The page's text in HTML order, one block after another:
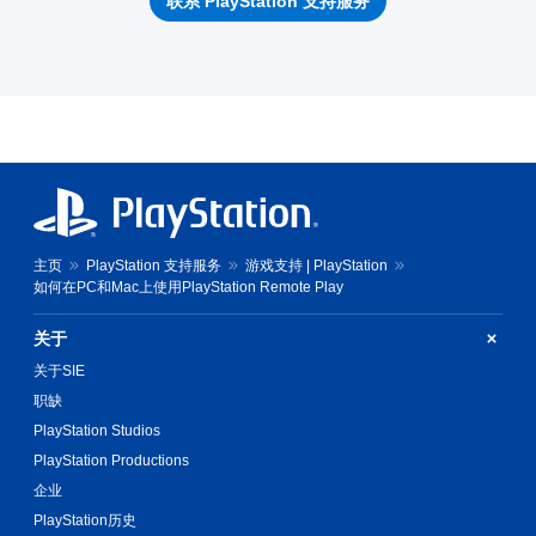
主页 PlayStation 支持服务
游戏支持 | PlayStation
如何在PC和Mac上使用PlayStation Remote Play
关于
关于SIE
职缺
PlayStation Studios
PlayStation Productions
企业
PlayStation历史